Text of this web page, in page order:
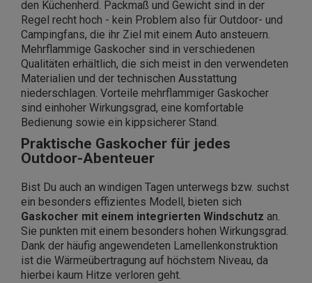
den Küchenherd. Packmaß und Gewicht sind in der
Regel recht hoch - kein Problem also für Outdoor- und
Campingfans, die ihr Ziel mit einem Auto ansteuern.
Mehrflammige Gaskocher sind in verschiedenen
Qualitäten erhältlich, die sich meist in den verwendeten
Materialien und der technischen Ausstattung
niederschlagen. Vorteile mehrflammiger Gaskocher
sind einhoher Wirkungsgrad, eine komfortable
Bedienung sowie ein kippsicherer Stand.
Praktische Gaskocher für jedes
Outdoor-Abenteuer
Bist Du auch an windigen Tagen unterwegs bzw. suchst
ein besonders effizientes Modell, bieten sich
Gaskocher mit einem integrierten Windschutz an.
Sie punkten mit einem besonders hohen Wirkungsgrad.
Dank der häufig angewendeten Lamellenkonstruktion
ist die Wärmeübertragung auf höchstem Niveau, da
hierbei kaum Hitze verloren geht.